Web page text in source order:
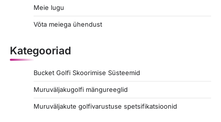
Meie lugu
Võta meiega ühendust
Kategooriad
Bucket Golfi Skoorimise Süsteemid
Muruväljakugolfi mängureeglid
Muruväljakute golfivarustuse spetsifikatsioonid